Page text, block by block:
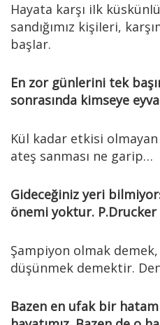
Hayata karşı iIk
sandığımız kişiIeri,
başIar.
En zor günlerini tek
sonrasında kimseye
Kül kadar etkisi
ateş sanması ne garip…
Gideceğiniz yeri
önemi yoktur. P.Drucker
Şampiyon olmak
düşünmek demektir.
Bazen en ufak bir